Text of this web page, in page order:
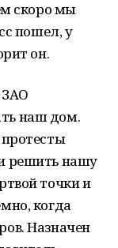
скоро мы
пошел, у
он.
ЗАО
наш дом.
решить нашу
точки и
когда
Назначен